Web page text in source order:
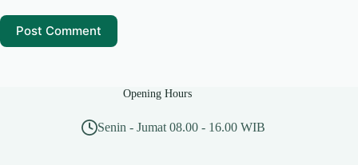
Post Comment
Opening Hours
Senin - Jumat 08.00 - 16.00 WIB